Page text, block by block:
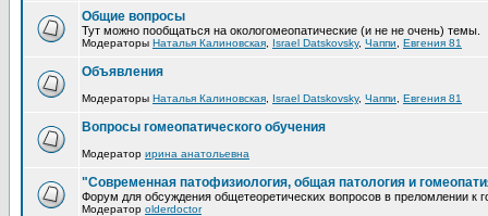
Общие вопросы
Тут можно пообщаться на окологомеопатические (и не не очень) темы.
Модераторы Наталья Калиновская Israel Datskovsky, Чаппи Евгения 81
Объявления
Модераторы Наталья Калиновская Israel Datskovsky, Чаппи Евгения 81
Вопросы гомеопатического обучения
Модератор ирина анатольевна
"Современная патофизиология, общая патология и
Форум для обсуждения общетеоретических вопросов в преломлении к
Модератор olderdoctor